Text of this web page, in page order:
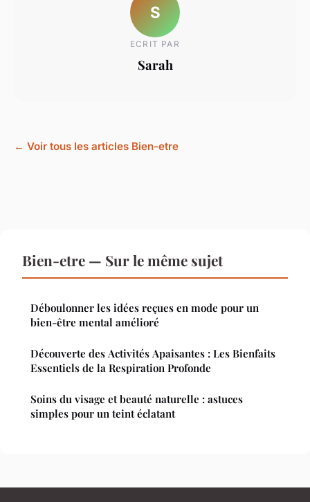
S
ECRIT PAR
Sarah
← Voir tous les articles Bien-etre
Bien-etre — Sur le même sujet
Déboulonner les idées reçues en mode pour un
bien-être mental amélioré
Découverte des Activités Apaisantes : Les Bienfaits
Essentiels de la Respiration Profonde
Soins du visage et beauté naturelle : astuces
simples pour un teint éclatant